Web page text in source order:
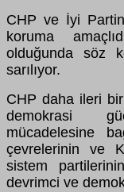
CHP ve İyi
koruma
olduğunda söz
sarılıyor.
CHP daha ileri
demokrasi
mücadelesine
çevrelerinin ve
sistem
devrimci ve